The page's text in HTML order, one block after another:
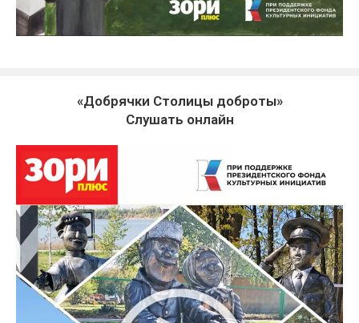
«Добрячки Столицы доброты»
Слушать онлайн